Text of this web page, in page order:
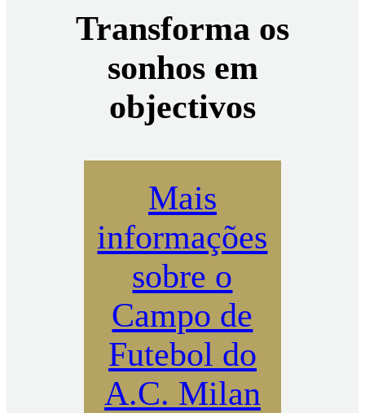
Transforma os
sonhos em
objectivos
Mais
informações
sobre o
Campo de
Futebol do
A.C. Milan